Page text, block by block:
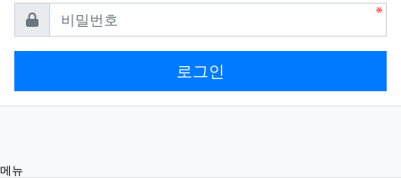
비밀번호
로그인
메뉴